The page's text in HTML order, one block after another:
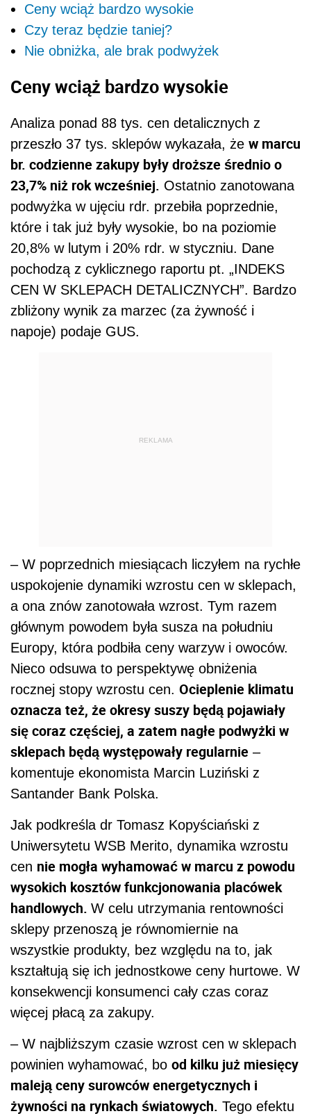
Ceny wciąż bardzo wysokie
Czy teraz będzie taniej?
Nie obniżka, ale brak podwyżek
Ceny wciąż bardzo wysokie
Analiza ponad 88 tys. cen detalicznych z
przeszło 37 tys. sklepów wykazała, że w marcu
br. codzienne zakupy były droższe średnio o
23,7% niż rok wcześniej. Ostatnio zanotowana
podwyżka w ujęciu rdr. przebiła poprzednie,
które i tak już były wysokie, bo na poziomie
20,8% w lutym i 20% rdr. w styczniu. Dane
pochodzą z cyklicznego raportu pt. „INDEKS
CEN W SKLEPACH DETALICZNYCH”. Bardzo
zbliżony wynik za marzec (za żywność i
napoje) podaje GUS.
REKLAMA
– W poprzednich miesiącach liczyłem na rychłe
uspokojenie dynamiki wzrostu cen w sklepach,
a ona znów zanotowała wzrost. Tym razem
głównym powodem była susza na południu
Europy, która podbiła ceny warzyw i owoców.
Nieco odsuwa to perspektywę obniżenia
rocznej stopy wzrostu cen. Ocieplenie klimatu
oznacza też, że okresy suszy będą pojawiały
się coraz częściej, a zatem nagłe podwyżki w
sklepach będą występowały regularnie –
komentuje ekonomista Marcin Luziński z
Santander Bank Polska.
Jak podkreśla dr Tomasz Kopyściański z
Uniwersytetu WSB Merito, dynamika wzrostu
cen nie mogła wyhamować w marcu z powodu
wysokich kosztów funkcjonowania placówek
handlowych. W celu utrzymania rentowności
sklepy przenoszą je równomiernie na
wszystkie produkty, bez względu na to, jak
kształtują się ich jednostkowe ceny hurtowe. W
konsekwencji konsumenci cały czas coraz
więcej płacą za zakupy.
– W najbliższym czasie wzrost cen w sklepach
powinien wyhamować, bo od kilku już miesięcy
maleją ceny surowców energetycznych i
żywności na rynkach światowych. Tego efektu